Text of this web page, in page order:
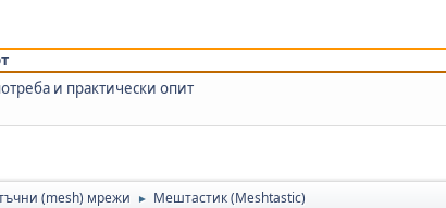
и практически опит
(mesh) мрежи ► Мештастик (Meshtastic)